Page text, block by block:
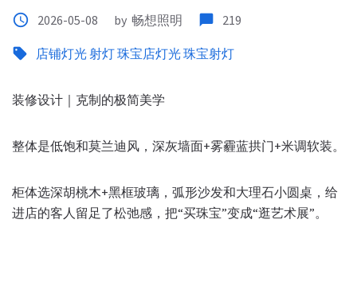
access_time 2026-05-08 by 畅想照明 chat_bubble 219
sell 店铺灯光射灯珠宝店灯光珠宝射灯
装修设计｜克制的极简美学
整体是低饱和莫兰迪风，深灰墙面+雾霾蓝拱门+米调软装。
柜体选深胡桃木+黑框玻璃，弧形沙发和大理石小圆桌，给
进店的客人留足了松弛感，把“买珠宝”变成“逛艺术展”。